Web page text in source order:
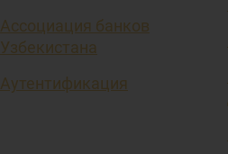
Ассоциация банков
Узбекистана
Аутентификация